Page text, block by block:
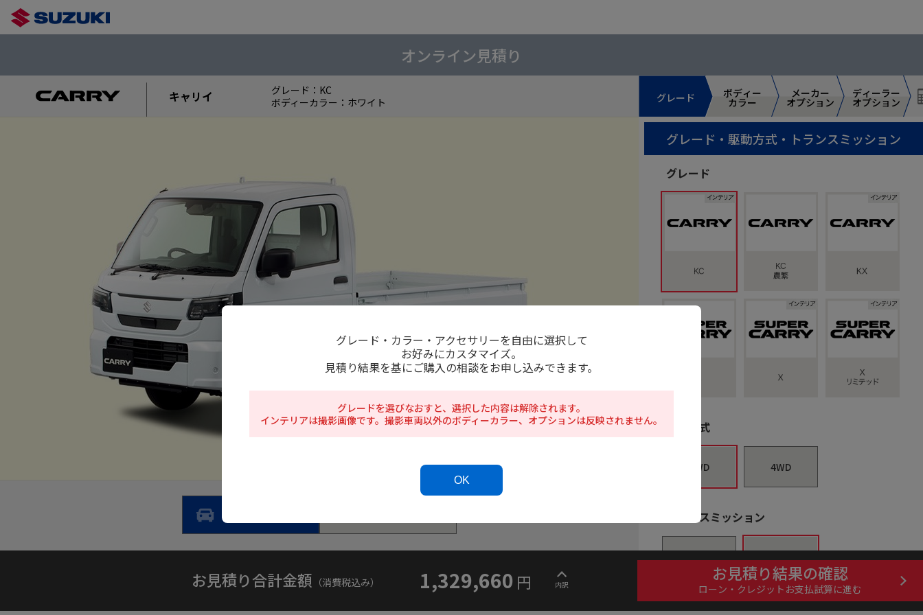
オンライン見積り
キャリイ グレード： KC
ボディーカラー： ホワイト グレード ボディー
カラー
メーカー
オプション
ディーラー
オプション
グレード ボディー
カラー
メーカー
オプション
ディーラー
オプション
グレード・駆動方式・トランスミッション
グレード
駆動方式
2WD 4WD
トランスミッション
MT 4AT
お見積り合計金額 （消費税込み） 1,329,660 円 内訳
お見積り結果の確認
ローン・クレジットお支払試算に進む
グレード・カラー・アクセサリーを自由に選択して
お好みにカスタマイズ。
見積り結果を基にご購入の相談をお申し込みできます。
グレードを選びなおすと、選択した内容は解除されます。
インテリアは撮影画像です。撮影車両以外のボディーカラー、オプションは反映されません。
OK